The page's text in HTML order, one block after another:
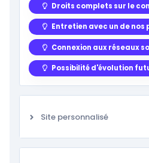
Droits complets sur le
Entretien avec un de nos
Connexion aux réseaux
Possibilité d'évolution
Site personnalisé